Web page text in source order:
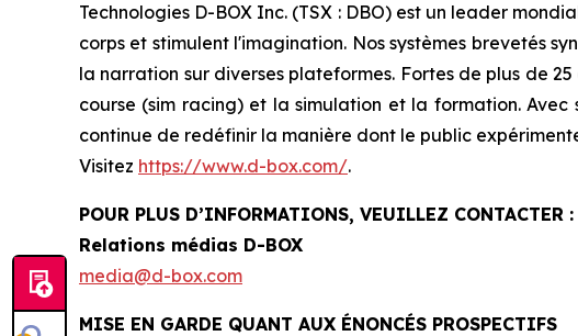
Technologies D-BOX Inc. (TSX : DBO) est un leader
corps et stimulent l'imagination. Nos systèmes brevetés
la narration sur diverses plateformes. Fortes de plus de
course (sim racing) et la simulation et la formation.
continue de redéfinir la manière dont le public
Visitez https://www.d-box.com/.
POUR PLUS D’INFORMATIONS, VEUILLEZ CONTACTER :
Relations médias D-BOX
media@d-box.com
MISE EN GARDE QUANT AUX ÉNONCÉS PROSPECTIFS